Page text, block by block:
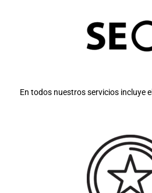
En todos nuestros servicios incluye el